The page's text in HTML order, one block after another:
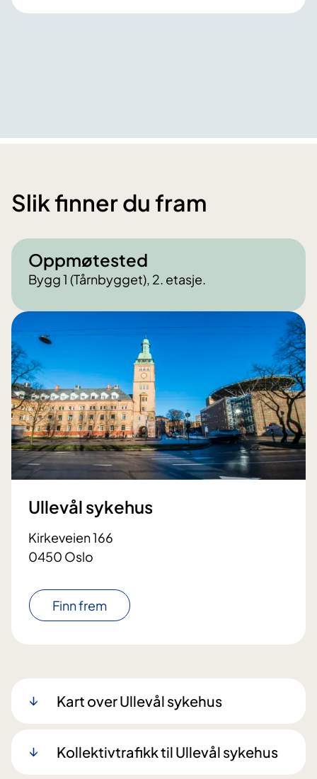
Slik finner du fram
Oppmøtested
Bygg 1 (Tårnbygget), 2. etasje.
Ullevål sykehus
Kirkeveien 166
0450 Oslo
Finn frem
Kart over Ullevål sykehus
Kollektivtrafikk til Ullevål sykehus